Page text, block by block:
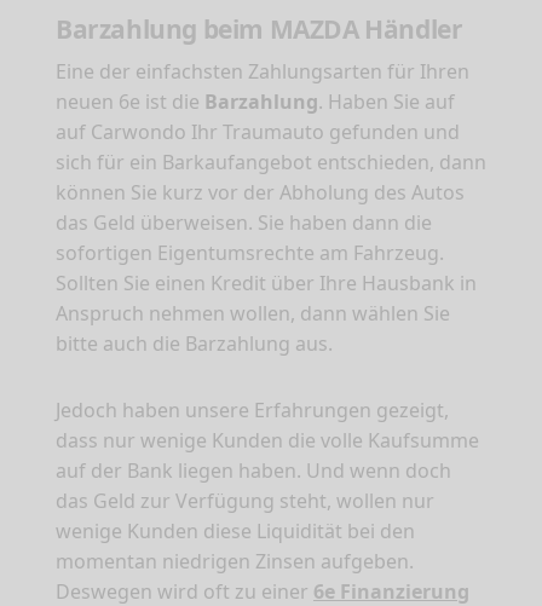
Barzahlung beim MAZDA Händler
Eine der einfachsten Zahlungsarten für Ihren
neuen 6e ist die Barzahlung. Haben Sie auf
auf Carwondo Ihr Traumauto gefunden und
sich für ein Barkaufangebot entschieden, dann
können Sie kurz vor der Abholung des Autos
das Geld überweisen. Sie haben dann die
sofortigen Eigentumsrechte am Fahrzeug.
Sollten Sie einen Kredit über Ihre Hausbank in
Anspruch nehmen wollen, dann wählen Sie
bitte auch die Barzahlung aus.
Jedoch haben unsere Erfahrungen gezeigt,
dass nur wenige Kunden die volle Kaufsumme
auf der Bank liegen haben. Und wenn doch
das Geld zur Verfügung steht, wollen nur
wenige Kunden diese Liquidität bei den
momentan niedrigen Zinsen aufgeben.
Deswegen wird oft zu einer 6e Finanzierung